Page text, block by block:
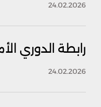
24.02.2026
رابطة الدوري
24.02.2026